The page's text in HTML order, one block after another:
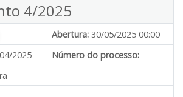
4/2025
Abertura: 30/05/2025 00:00
2025
Número do processo: